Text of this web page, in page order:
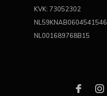
KVK: 73052302
NL59KNAB0604541546
NL001689768B15